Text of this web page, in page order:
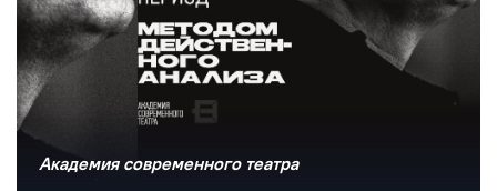
Академия современного театра